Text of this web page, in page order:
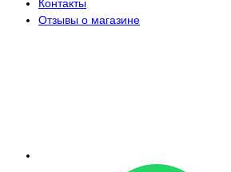
Контакты
Отзывы о магазине